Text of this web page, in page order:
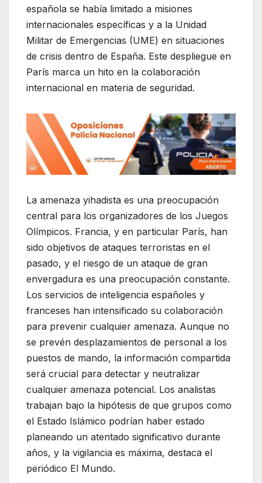
española se había limitado a misiones
internacionales específicas y a la Unidad
Militar de Emergencias (UME) en situaciones
de crisis dentro de España. Este despliegue en
París marca un hito en la colaboración
internacional en materia de seguridad.
La amenaza yihadista es una preocupación
central para los organizadores de los Juegos
Olímpicos. Francia, y en particular París, han
sido objetivos de ataques terroristas en el
pasado, y el riesgo de un ataque de gran
envergadura es una preocupación constante.
Los servicios de inteligencia españoles y
franceses han intensificado su colaboración
para prevenir cualquier amenaza. Aunque no
se prevén desplazamientos de personal a los
puestos de mando, la información compartida
será crucial para detectar y neutralizar
cualquier amenaza potencial. Los analistas
trabajan bajo la hipótesis de que grupos como
el Estado Islámico podrían haber estado
planeando un atentado significativo durante
años, y la vigilancia es máxima, destaca el
periódico El Mundo.